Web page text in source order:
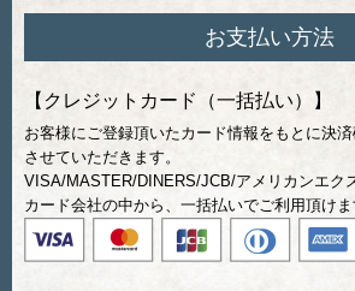
お支払い方法
【クレジットカード（一括払い）】
お客様にご登録頂いたカード情報をもとに決
させていただきます。
VISA/MASTER/DINERS/JCB/アメリカンエク
カード会社の中から、一括払いでご利用頂けま